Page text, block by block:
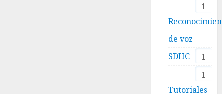
1
de voz
1
SDHC
1
Tutoriales